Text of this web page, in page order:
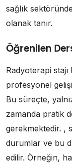
sağlık
olanak tanır.
Öğrenilen
Radyoterapi
profesyonel
Bu süreçte,
zamanda pratik
gerekmektedir. ,
durumlar ve bu
edilir. Örneğin,